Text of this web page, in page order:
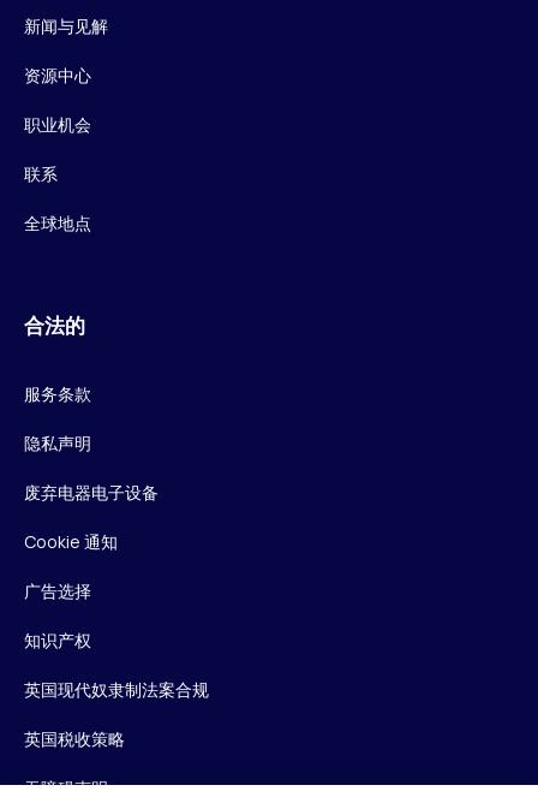
新闻与见解
资源中心
职业机会
联系
全球地点
合法的
服务条款
隐私声明
废弃电器电子设备
Cookie 通知
广告选择
知识产权
英国现代奴隶制法案合规
英国税收策略
无障碍声明